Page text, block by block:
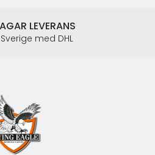
LEVERANS
med DHL